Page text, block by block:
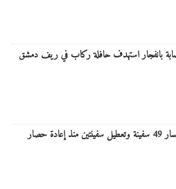
سنتكوم: تغيير مسار 49 سفينة وتعطيل سفينتين منذ إعادة حصار